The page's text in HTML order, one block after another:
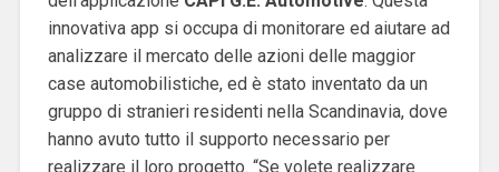
innovativa app si occupa di monitorare ed aiutare ad
analizzare il mercato delle azioni delle maggior
case automobilistiche, ed è stato inventato da un
gruppo di stranieri residenti nella Scandinavia, dove
hanno avuto tutto il supporto necessario per
realizzare il loro progetto. “Se volete realizzare